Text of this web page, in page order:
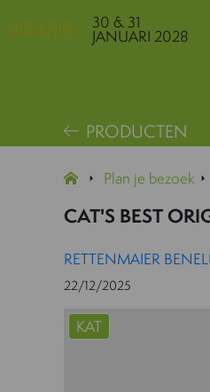
30 & 31
JANUARI 2028
PRODUCTEN
Plan je bezoek
CAT'S BEST
KAT
RETTENMAIER
22/12/2025